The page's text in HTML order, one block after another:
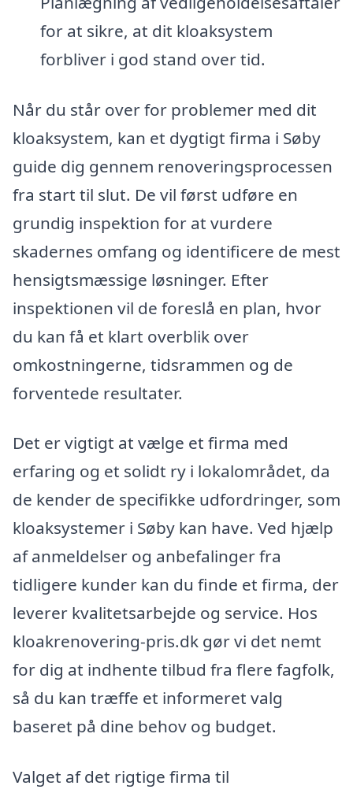
for at sikre, at dit kloaksystem
forbliver i god stand over tid.
Når du står over for problemer med dit
kloaksystem, kan et dygtigt firma i Søby
guide dig gennem renoveringsprocessen
fra start til slut. De vil først udføre en
grundig inspektion for at vurdere
skadernes omfang og identificere de mest
hensigtsmæssige løsninger. Efter
inspektionen vil de foreslå en plan, hvor
du kan få et klart overblik over
omkostningerne, tidsrammen og de
forventede resultater.
Det er vigtigt at vælge et firma med
erfaring og et solidt ry i lokalområdet, da
de kender de specifikke udfordringer, som
kloaksystemer i Søby kan have. Ved hjælp
af anmeldelser og anbefalinger fra
tidligere kunder kan du finde et firma, der
leverer kvalitetsarbejde og service. Hos
kloakrenovering-pris.dk gør vi det nemt
for dig at indhente tilbud fra flere fagfolk,
så du kan træffe et informeret valg
baseret på dine behov og budget.
Valget af det rigtige firma til